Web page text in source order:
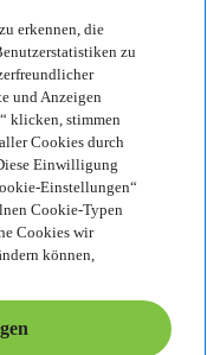
erkennen, die
zu
und Anzeigen
klicken, stimmen
Cookies durch
Einwilligung
Einstellungen“
Cookie-Typen
Cookies wir
können,